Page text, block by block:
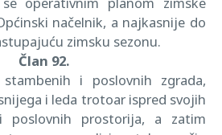
načelnik, a najkasnije do
zimsku sezonu.
Član 92.
i poslovnih zgrada,
i leda trotoar ispred svojih
poslovnih prostorija, a zatim